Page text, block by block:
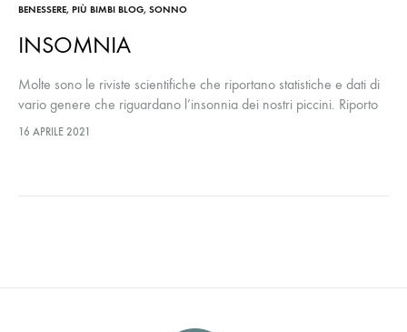
BENESSERE, PIÙ BIMBI BLOG, SONNO
INSOMNIA
Molte sono le riviste scientifiche che riportano statistiche e dati di
vario genere che riguardano l’insonnia dei nostri piccini. Riporto
qualche dato, dopo i 6 anni di età ne soffre…
16 APRILE 2021